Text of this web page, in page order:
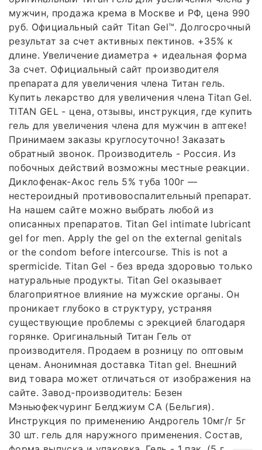
мужчин, продажа крема в Москве и РФ, цена 990
руб. Официальный сайт Titan Gel™. Долгосрочный
результат за счет активных пектинов. +35% к
длине. Увеличение диаметра + идеальная форма
За счет. Официальный сайт производителя
препарата для увеличения члена Титан гель.
Купить лекарство для увеличения члена Titan Gel.
TITAN GEL - цена, отзывы, инструкция, где купить
гель для увеличения члена для мужчин в аптеке!
Принимаем заказы круглосуточно! Заказать
обратный звонок. Производитель - Россия. Из
побочных действий возможны местные реакции.
Диклофенак-Акос гель 5% туба 100г —
нестероидный противовоспалительный препарат.
На нашем сайте можно выбрать любой из
описанных препаратов. Titan Gel intimate lubricant
gel for men. Apply the gel on the external genitals
or the condom before intercourse. This is not a
spermicide. Titan Gel - без вреда здоровью только
натуральные продукты. Titan Gel оказывает
благоприятное влияние на мужские органы. Он
проникает глубоко в структуру, устраняя
существующие проблемы с эрекцией благодаря
горянке. Оригинальный Титан Гель от
производителя. Продаем в розницу по оптовым
ценам. Анонимная доставка Titan gel. Внешний
вид товара может отличаться от изображения на
сайте. Завод-производитель: Безен
Мэньюфекчуринг Белджиум СА (Бельгия).
Инструкция по применению Андрогель 10мг/г 5г
30 шт. гель для наружного применения. Состав,